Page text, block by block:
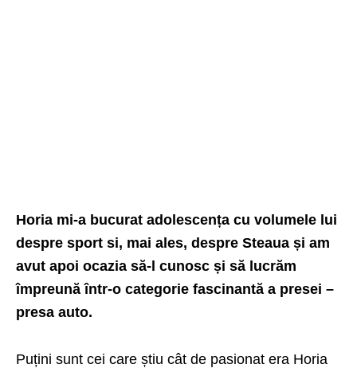
Horia mi-a bucurat adolescența cu volumele lui
despre sport si, mai ales, despre Steaua și am
avut apoi ocazia să-l cunosc și să lucrăm
împreună într-o categorie fascinantă a presei –
presa auto.
Puțini sunt cei care știu cât de pasionat era Horia